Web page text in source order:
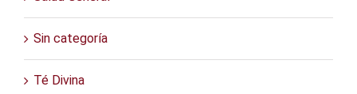
Sin categoría
Té Divina